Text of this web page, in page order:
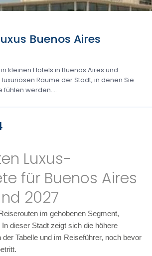
Buenos Aires
kleinen Hotels in Buenos Aires und
Räume der Stadt, in denen Sie
fühlen werden....
Luxus-
für Buenos Aires
2027
im gehobenen Segment,
dieser Stadt zeigt sich die höhere
der Tabelle und im Reiseführer, noch bevor